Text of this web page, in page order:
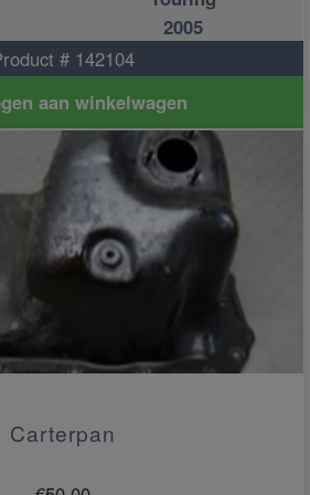
2005
# 142104
aan winkelwagen
Carterpan